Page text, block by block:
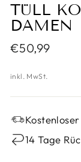
TÜLL
DAMEN
Normaler
€50,99
inkl. MwSt.
14 Tage